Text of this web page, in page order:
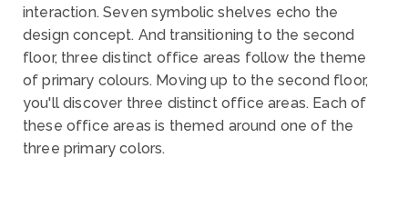
interaction. Seven symbolic shelves echo the
design concept. And transitioning to the second
floor, three distinct office areas follow the theme
of primary colours. Moving up to the second floor,
you'll discover three distinct office areas. Each of
these office areas is themed around one of the
three primary colors.